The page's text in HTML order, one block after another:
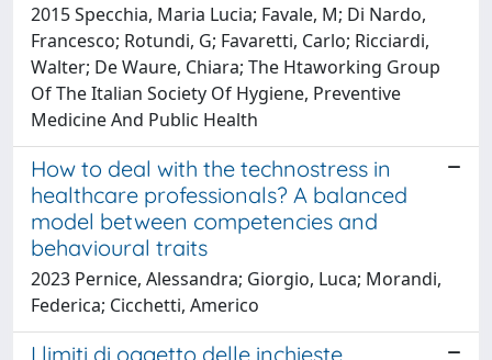
2015 Specchia, Maria Lucia; Favale, M; Di Nardo,
Francesco; Rotundi, G; Favaretti, Carlo; Ricciardi,
Walter; De Waure, Chiara; The Htaworking Group
Of The Italian Society Of Hygiene, Preventive
Medicine And Public Health
How to deal with the technostress in
healthcare professionals? A balanced
model between competencies and
behavioural traits
2023 Pernice, Alessandra; Giorgio, Luca; Morandi,
Federica; Cicchetti, Americo
I limiti di oggetto delle inchieste